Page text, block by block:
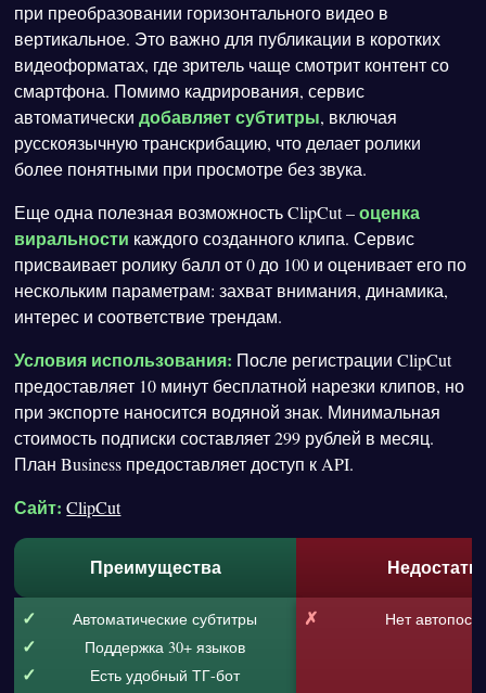
при преобразовании горизонтального видео в
вертикальное. Это важно для публикации в коротких
видеоформатах, где зритель чаще смотрит контент со
смартфона. Помимо кадрирования, сервис
автоматическидобавляет субтитры, включая
русскоязычную транскрибацию, что делает ролики
более понятными при просмотре без звука.
Еще одна полезная возможность ClipCut –оценка
виральности каждого созданного клипа. Сервис
присваивает ролику балл от 0 до 100 и оценивает его по
нескольким параметрам: захват внимания, динамика,
интерес и соответствие трендам.
Условия использования: После регистрации ClipCut
предоставляет 10 минут бесплатной нарезки клипов, но
при экспорте наносится водяной знак. Минимальная
стоимость подписки составляет 299 рублей в месяц.
План Business предоставляет доступ к API.
Сайт: ClipCut
Преимущества
Автоматические субтитры
Поддержка 30+ языков
Есть удобный ТГ-бот
Нет